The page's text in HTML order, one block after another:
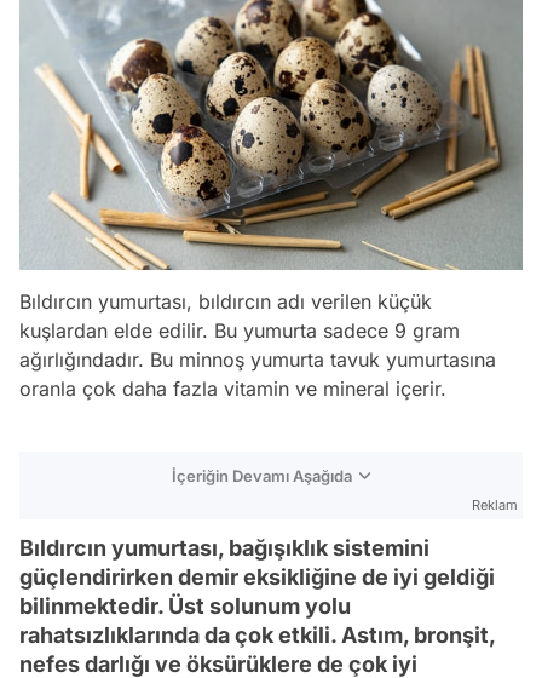
Bıldırcın yumurtası, bıldırcın adı verilen küçük
kuşlardan elde edilir. Bu yumurta sadece 9 gram
ağırlığındadır. Bu minnoş yumurta tavuk yumurtasına
oranla çok daha fazla vitamin ve mineral içerir.
İçeriğin Devamı Aşağıda
Reklam
Bıldırcın yumurtası, bağışıklık sistemini
güçlendirirken demir eksikliğine de iyi geldiği
bilinmektedir. Üst solunum yolu
rahatsızlıklarında da çok etkili. Astım, bronşit,
nefes darlığı ve öksürüklere de çok iyi